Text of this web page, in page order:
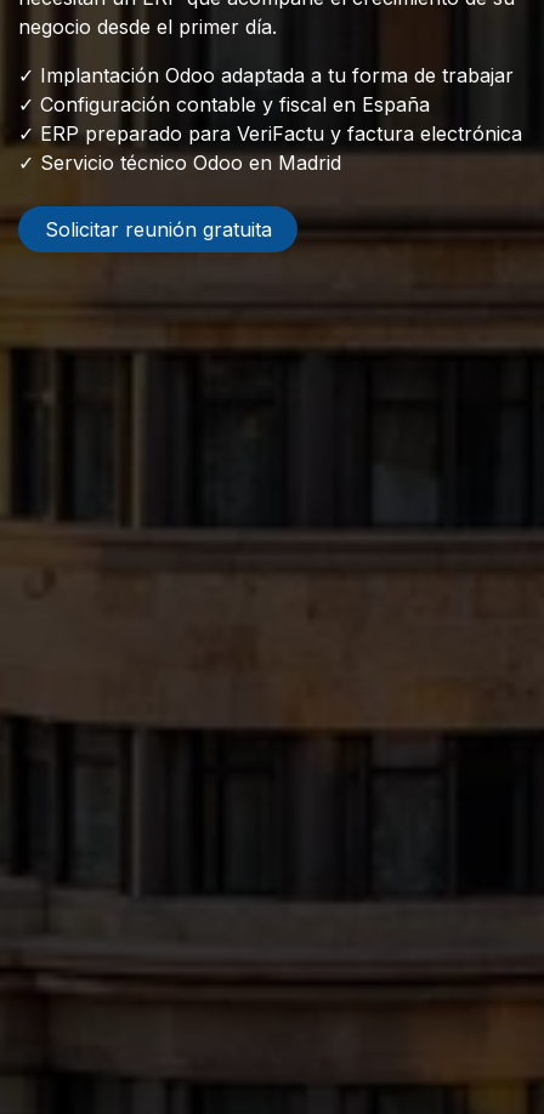
negocio desde el primer día.
✓ Implantación Odoo adaptada a tu forma de trabajar
✓ Configuración contable y fiscal en España
✓ ERP preparado para VeriFactu y factura electrónica
✓ Servicio técnico Odoo en Madrid
Solicitar reunión gratuita